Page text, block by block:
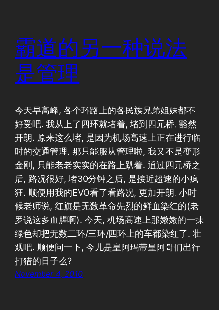
霸道的另一种说法
是管理
今天早高峰, 各个环路上的各民族兄弟姐妹都不
好受吧. 我从上了四环就堵着, 堵到四元桥, 豁然
开朗. 原来这么堵, 是因为机场高速上正在进行临
时的交通管理. 那只能服从管理啦, 我又不是变形
金刚, 只能老老实实的在路上趴着. 通过四元桥之
后, 路况很好, 堵30分钟之后, 是接近超速的小疯
狂. 顺便用我的EVO看了看路况, 更加开朗. 小时
候老师说, 红旗是无数革命先烈的鲜血染红的(老
罗说这多血腥啊). 今天, 机场高速上那嫩嫩的一抹
绿色却把无数二环/三环/四环上的车都染红了. 壮
观吧. 顺便问一下, 今儿是皇阿玛带皇阿哥们出行
打猎的日子么?
November 4, 2010